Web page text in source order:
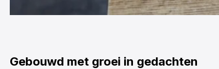
Gebouwd met groei in gedachten